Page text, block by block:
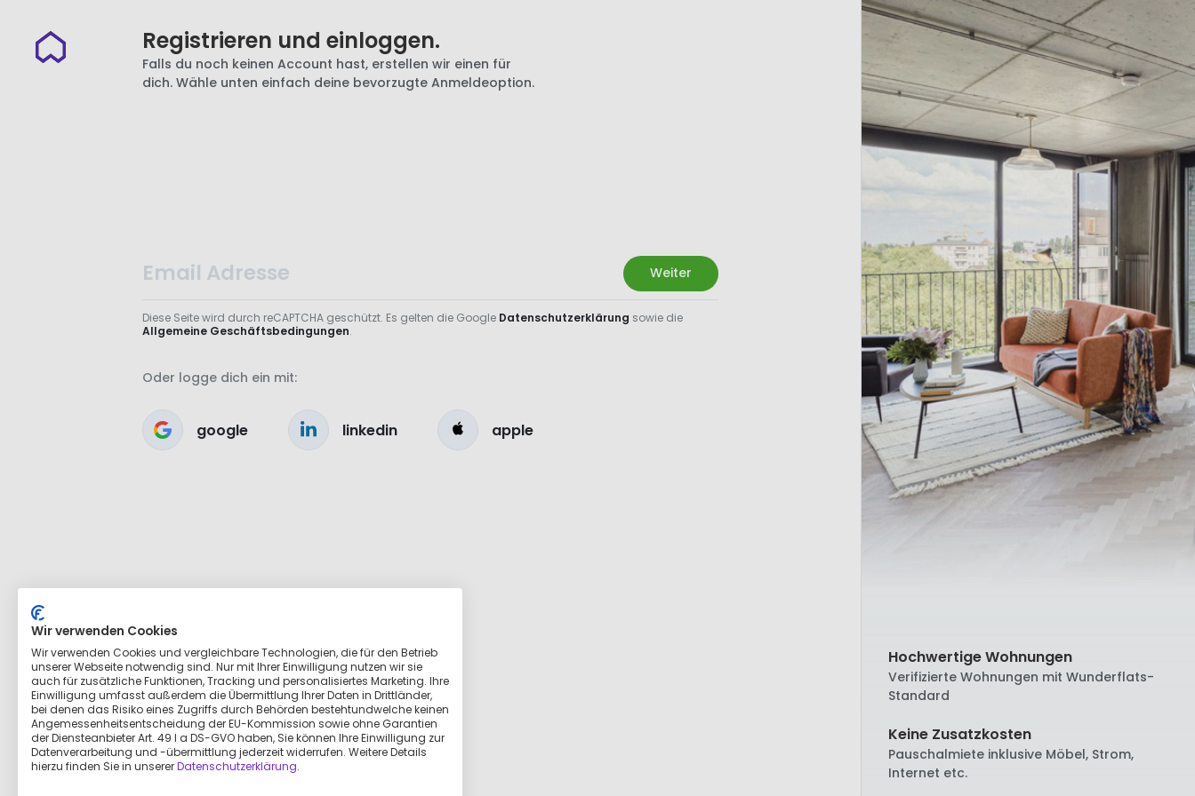
Registrieren und einloggen.
Falls du noch keinen Account hast, erstellen wir einen für
dich. Wähle unten einfach deine bevorzugte Anmeldeoption.
Weiter
Diese Seite wird durch reCAPTCHA geschützt. Es gelten die Google Datenschutzerklärung sowie die
Allgemeine Geschäftsbedingungen.
Oder logge dich ein mit:
google linkedin apple
Hochwertige Wohnungen
Verifizierte Wohnungen mit Wunderflats-
Standard
Keine Zusatzkosten
Pauschalmiete inklusive Möbel, Strom,
Internet etc.
Wir verwenden Cookies
Wir verwenden Cookies und vergleichbare Technologien, die für den Betrieb
unserer Webseite notwendig sind. Nur mit Ihrer Einwilligung nutzen wir sie
auch für zusätzliche Funktionen, Tracking und personalisiertes Marketing. Ihre
Einwilligung umfasst außerdem die Übermittlung Ihrer Daten in Drittländer,
bei denen das Risiko eines Zugriffs durch Behörden bestehtundwelche keinen
Angemessenheitsentscheidung der EU-Kommission sowie ohne Garantien
der Diensteanbieter Art. 49 I a DS-GVO haben, Sie können Ihre Einwilligung zur
Datenverarbeitung und -übermittlung jederzeit widerrufen. Weitere Details
hierzu finden Sie in unsererDatenschutzerklärung.